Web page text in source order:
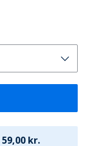
59,00 kr.